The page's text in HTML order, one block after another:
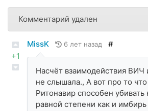
Комментарий удален
+1
MissK 6 лет назад #
Насчёт взаимодействия ВИЧ
не слышала., А вот про то
Ритонавир способен убивать
равной степени как и имбирь